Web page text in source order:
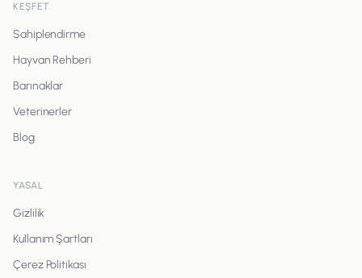
KEŞFET
Sahiplendirme
Hayvan Rehberi
Barınaklar
Veterinerler
Blog
YASAL
Gizlilik
Kullanım Şartları
Çerez Politikası